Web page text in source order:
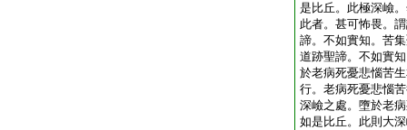
是比丘。此極深嶮
此者。甚可怖畏。
諦。不如實知。苦
道跡聖諦。不如實
於老病死憂悲惱苦
行。老病死憂悲惱
深嶮之處。墮於老
如是比丘。此則大